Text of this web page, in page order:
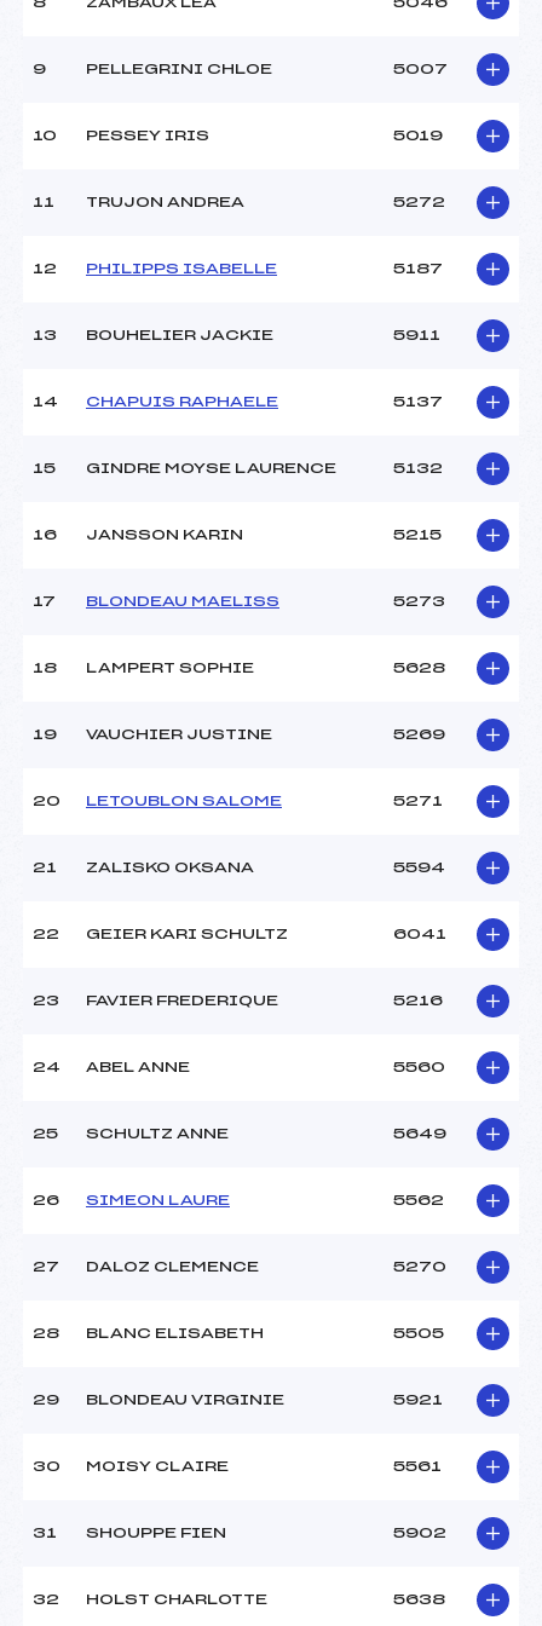
8 ZAMBAUX LEA 5046
9 PELLEGRINI CHLOE 5007
10 PESSEY IRIS 5019
11 TRUJON ANDREA 5272
12 PHILIPPS ISABELLE 5187
13 BOUHELIER JACKIE 5911
14 CHAPUIS RAPHAELE 5137
15 GINDRE MOYSE LAURENCE 5132
16 JANSSON KARIN 5215
17 BLONDEAU MAELISS 5273
18 LAMPERT SOPHIE 5628
19 VAUCHIER JUSTINE 5269
20 LETOUBLON SALOME 5271
21 ZALISKO OKSANA 5594
22 GEIER KARI SCHULTZ 6041
23 FAVIER FREDERIQUE 5216
24 ABEL ANNE 5560
25 SCHULTZ ANNE 5649
26 SIMEON LAURE 5562
27 DALOZ CLEMENCE 5270
28 BLANC ELISABETH 5505
29 BLONDEAU VIRGINIE 5921
30 MOISY CLAIRE 5561
31 SHOUPPE FIEN 5902
32 HOLST CHARLOTTE 5638